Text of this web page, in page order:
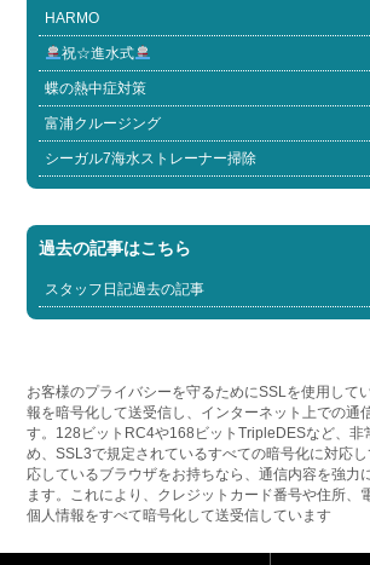
HARMO
祝☆進水式
蝶の熱中症対策
富浦クルージング
シーガル7海水ストレーナー掃除
過去の記事はこちら
スタッフ日記過去の記事
お客様のプライバシーを守るためにSSLを使用して
報を暗号化して送受信し、インターネット上での通
す。128ビットRC4や168ビットTripleDESなど、非
め、SSL3で規定されているすべての暗号化に対応
応しているブラウザをお持ちなら、通信内容を強力
ます。これにより、クレジットカード番号や住所、
個人情報をすべて暗号化して送受信しています